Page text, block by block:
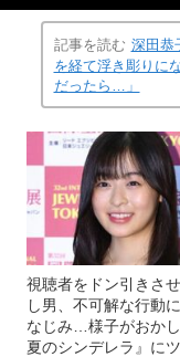
記事を読む 深田恭
を経て浮き彫りに
だったら…」
視聴者をドン引きさ
し男、不可解な行動
なじみ…様子がおか
夏のシンデレラ』に